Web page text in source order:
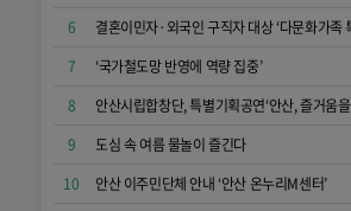
6
7
‘국가철도망 반영에 역량 집중’
8
안산시립합창단, 특별기획공연‘안산, 즐거움
9
도심 속 여름 물놀이 즐긴다
10
안산 이주민단체 안내 ‘안산 온누리M센터’